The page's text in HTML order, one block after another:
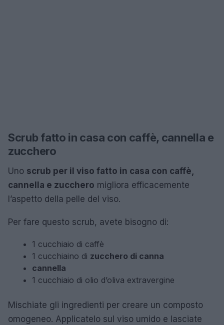
Scrub fatto in casa con caffè, cannella e
zucchero
Uno scrub per il viso fatto in casa con caffè,
cannella e zucchero migliora efficacemente
l’aspetto della pelle del viso.
Per fare questo scrub, avete bisogno di:
1 cucchiaio di caffè
1 cucchiaino di zucchero di canna
cannella
1 cucchiaio di olio d’oliva extravergine
Mischiate gli ingredienti per creare un composto
omogeneo. Applicatelo sul viso umido e lasciate